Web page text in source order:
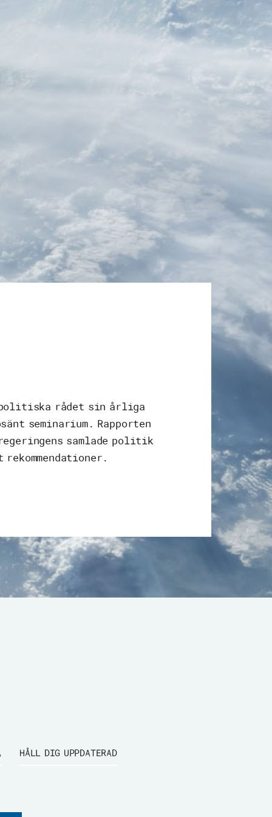
rådet sin årliga
seminarium. Rapporten
samlade politik
rekommendationer.
HÅLL DIG UPPDATERAD